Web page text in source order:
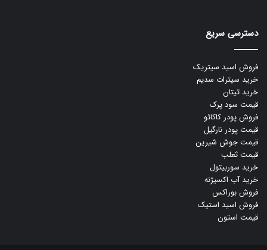
دسترسی سریع
فروش اسید سیتریک
خرید سیترات سدیم
خرید تیتان
قیمت سود پرک
فروش پودر کاکائو
قیمت پودر نارگیل
قیمت جوش شیرین
قیمت ثعلب
خرید سوربیتول
خرید آب اکسیژنه
فروش بوراکس
فروش اسید استیک
قیمت استون